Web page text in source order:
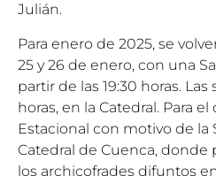
Julián.
Para enero de 2025, se
25 y 26 de enero, con una
partir de las 19:30 horas.
horas, en la Catedral. Para
Estacional con motivo de la
Catedral de Cuenca, donde
los archicofrades difuntos